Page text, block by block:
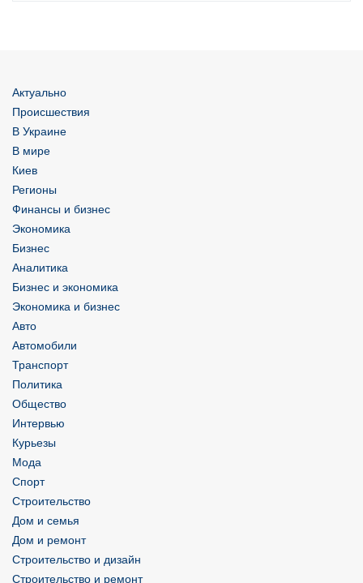
Актуально
Происшествия
В Украине
В мире
Киев
Регионы
Финансы и бизнес
Экономика
Бизнес
Аналитика
Бизнес и экономика
Экономика и бизнес
Авто
Автомобили
Транспорт
Политика
Общество
Интервью
Курьезы
Мода
Спорт
Строительство
Дом и семья
Дом и ремонт
Строительство и дизайн
Строительство и ремонт